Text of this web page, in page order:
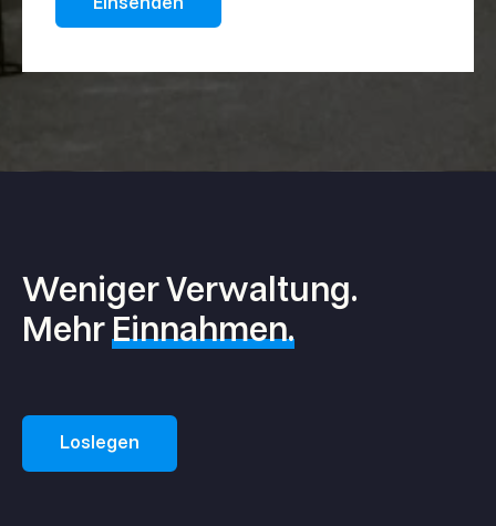
Weniger Verwaltung.
MehrEinnahmen.
Loslegen